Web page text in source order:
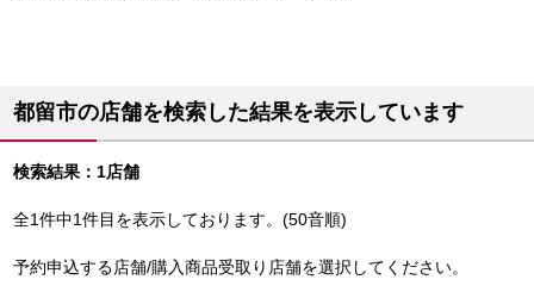
都留市の店舗を検索した結果を表示しています
検索結果：1店舗
全1件中1件目を表示しております。(50音順)
予約申込する店舗/購入商品受取り店舗を選択してください。